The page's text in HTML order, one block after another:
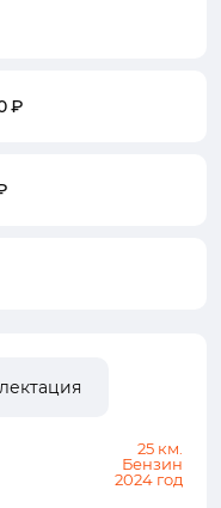
₽
25 км.
Бензин
2024 год